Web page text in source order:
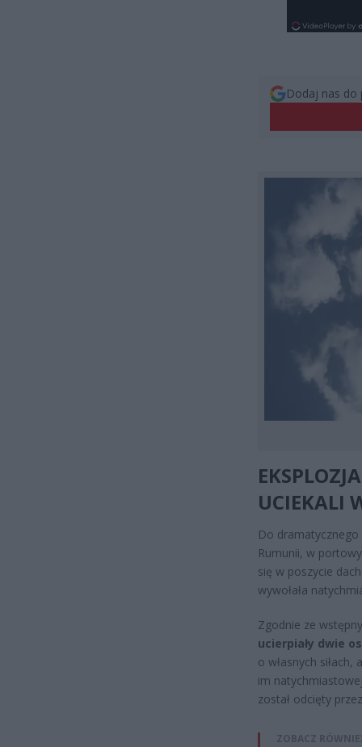
Dodaj nas do
UCIEKALI
Do
Rumunii, w
się w poszycie
wywołała
Zgodnie ze
ucierpiały dwie
o własnych
im
został odcięty
ZOBACZ